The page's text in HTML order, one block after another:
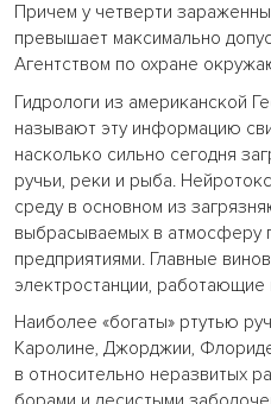
Причем у четверти
превышает максимально
Агентством по охране
Гидрологи из американской
называют эту информацию
насколько сильно сегодня
ручьи, реки и рыба.
среду в основном из
выбрасываемых в атмосферу
предприятиями. Главные
электростанции, работающие
Наиболее «богаты» ртутью
Каролине, Джорджии,
в относительно неразвитых